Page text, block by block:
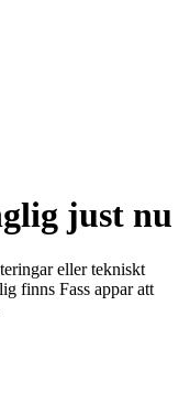
just nu
eller tekniskt
finns Fass appar att